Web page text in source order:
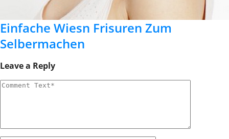
Einfache Wiesn Frisuren Zum
Selbermachen
Leave a Reply